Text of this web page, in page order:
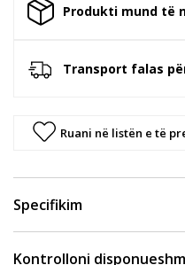
Produkti mund të
Transport falas
Ruani në listën e të
Specifikim
Kontrolloni